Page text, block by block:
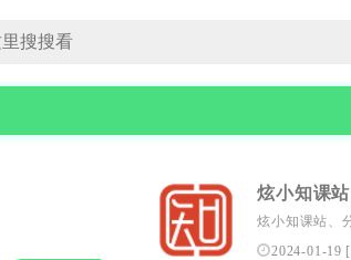
炫小知课站
炫小知课站、
小红书、快手
2024-01-19 [